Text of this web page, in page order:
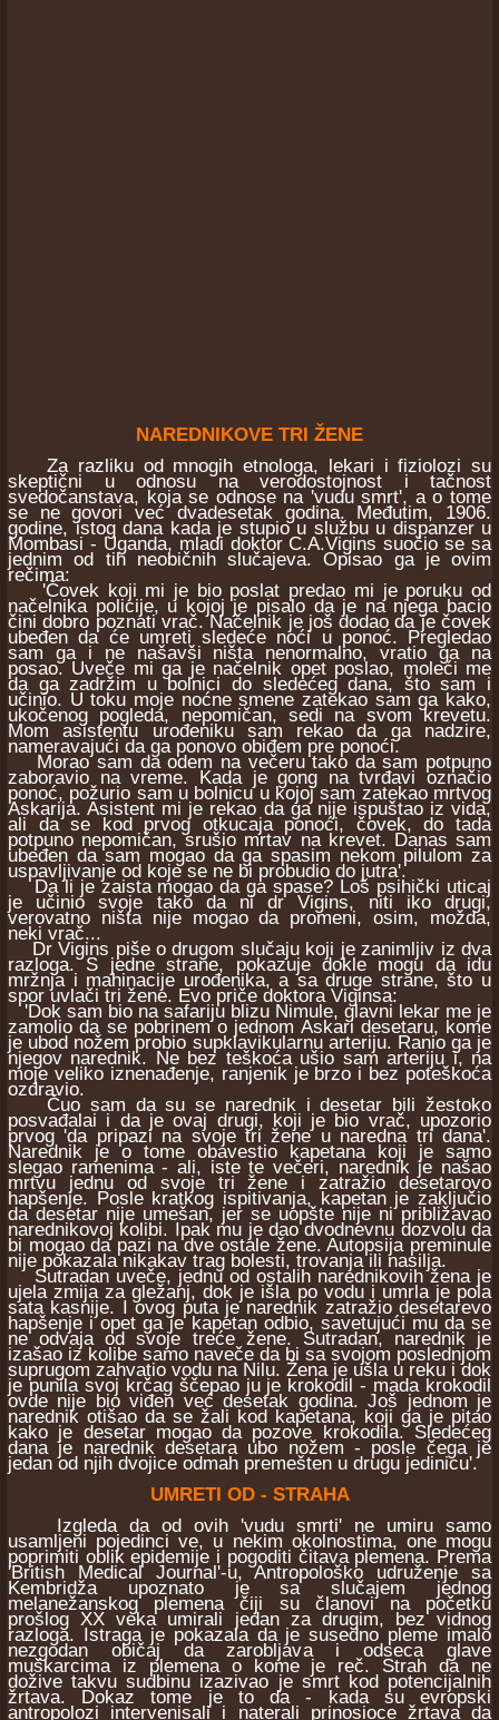
NAREDNIKOVE TRI ŽENE
Za razliku od mnogih etnologa, lekari i fiziolozi su
skeptični u odnosu na verodostojnost i tačnost
svedočanstava, koja se odnose na 'vudu smrt', a o tome
se ne govori već dvadesetak godina. Međutim, 1906.
godine, istog dana kada je stupio u službu u dispanzer u
Mombasi - Uganda, mladi doktor C.A.Vigins suočio se sa
jednim od tih neobičnih slučajeva. Opisao ga je ovim
rečima:
'Čovek koji mi je bio poslat predao mi je poruku od
načelnika policije, u kojoj je pisalo da je na njega bacio
čini dobro poznati vrač. Načelnik je još dodao da je čovek
ubeđen da će umreti sledeće noći u ponoć. Pregledao
sam ga i ne našavši ništa nenormalno, vratio ga na
posao. Uveče mi ga je načelnik opet poslao, moleći me
da ga zadržim u bolnici do sledećeg dana, što sam i
učinio. U toku moje noćne smene zatekao sam ga kako,
ukočenog pogleda, nepomičan, sedi na svom krevetu.
Mom asistentu urođeniku sam rekao da ga nadzire,
nameravajući da ga ponovo obiđem pre ponoći.
Morao sam da odem na večeru tako da sam potpuno
zaboravio na vreme. Kada je gong na tvrđavi označio
ponoć, požurio sam u bolnicu u kojoj sam zatekao mrtvog
Askarija. Asistent mi je rekao da ga nije ispuštao iz vida,
ali da se kod prvog otkucaja ponoći, čovek, do tada
potpuno nepomičan, srušio mrtav na krevet. Danas sam
ubeđen da sam mogao da ga spasim nekom pilulom za
uspavljivanje od koje se ne bi probudio do jutra'.
Da li je zaista mogao da ga spase? Loš psihički uticaj
je učinio svoje tako da ni dr Vigins, niti iko drugi,
verovatno ništa nije mogao da promeni, osim, možda,
neki vrač...
Dr Vigins piše o drugom slučaju koji je zanimljiv iz dva
razloga. S jedne strane, pokazuje dokle mogu da idu
mržnja i mahinacije urođenika, a sa druge strane, što u
spor uvlači tri žene. Evo priče doktora Viginsa:
'Dok sam bio na safariju blizu Nimule, glavni lekar me je
zamolio da se pobrinem o jednom Askari desetaru, kome
je ubod nožem probio supklavikularnu arteriju. Ranio ga je
njegov narednik. Ne bez teškoća ušio sam arteriju i, na
moje veliko iznenađenje, ranjenik je brzo i bez poteškoća
ozdravio.
Čuo sam da su se narednik i desetar bili žestoko
posvađalai i da je ovaj drugi, koji je bio vrač, upozorio
prvog 'da pripazi na svoje tri žene u naredna tri dana'.
Narednik je o tome obavestio kapetana koji je samo
slegao ramenima - ali, iste te večeri, narednik je našao
mrtvu jednu od svoje tri žene i zatražio desetarovo
hapšenje. Posle kratkog ispitivanja, kapetan je zaključio
da desetar nije umešan, jer se uopšte nije ni približavao
narednikovoj kolibi. Ipak mu je dao dvodnevnu dozvolu da
bi mogao da pazi na dve ostale žene. Autopsija preminule
nije pokazala nikakav trag bolesti, trovanja ili nasilja.
Sutradan uveče, jednu od ostalih narednikovih žena je
ujela zmija za gležanj, dok je išla po vodu i umrla je pola
sata kasnije. I ovog puta je narednik zatražio desetarevo
hapšenje i opet ga je kapetan odbio, savetujući mu da se
ne odvaja od svoje treće žene. Sutradan, narednik je
izašao iz kolibe samo naveče da bi sa svojom poslednjom
suprugom zahvatio vodu na Nilu. Žena je ušla u reku i dok
je punila svoj krčag ščepao ju je krokodil - mada krokodil
ovde nije bio viđen već desetak godina. Još jednom je
narednik otišao da se žali kod kapetana, koji ga je pitao
kako je desetar mogao da pozove krokodila. Sledećeg
dana je narednik desetara ubo nožem - posle čega je
jedan od njih dvojice odmah premešten u drugu jedinicu'.
UMRETI OD - STRAHA
Izgleda da od ovih 'vudu smrti' ne umiru samo
usamljeni pojedinci ve, u nekim okolnostima, one mogu
poprimiti oblik epidemije i pogoditi čitava plemena. Prema
'British Medical Journal'-u, Antropološko udruženje sa
Kembridža upoznato je sa slučajem jednog
melanežanskog plemena čiji su članovi na početku
prošlog XX veka umirali jedan za drugim, bez vidnog
razloga. Istraga je pokazala da je susedno pleme imalo
nezgodan običaj da zarobljava i odseca glave
muškarcima iz plemena o kome je reč. Strah da ne
dožive takvu sudbinu izazivao je smrt kod potencijalnih
žrtava. Dokaz tome je to da - kada su evropski
antropolozi intervenisali i naterali prinosioce žrtava da